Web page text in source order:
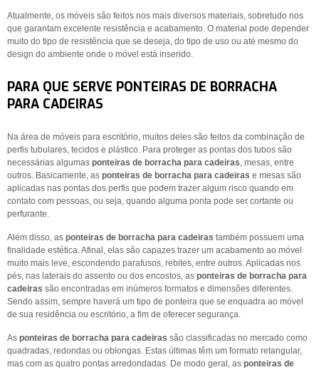
Atualmente, os móveis são feitos nos mais diversos materiais, sobretudo nos
que garantam excelente resistência e acabamento. O material pode depender
muito do tipo de resistência que se deseja, do tipo de uso ou até mesmo do
design do ambiente onde o móvel está inserido.
PARA QUE SERVE PONTEIRAS DE BORRACHA
PARA CADEIRAS
Na área de móveis para escritório, muitos deles são feitos da combinação de
perfis tubulares, tecidos e plástico. Para proteger as pontas dos tubos são
necessárias algumas ponteiras de borracha para cadeiras, mesas, entre
outros. Basicamente, as ponteiras de borracha para cadeiras e mesas são
aplicadas nas pontas dos perfis que podem trazer algum risco quando em
contato com pessoas, ou seja, quando alguma ponta pode ser cortante ou
perfurante.
Além disso, as ponteiras de borracha para cadeiras também possuem uma
finalidade estética. Afinal, elas são capazes trazer um acabamento ao móvel
muito mais leve, escondendo parafusos, rebites, entre outros. Aplicadas nos
pés, nas laterais do assento ou dos encostos, as ponteiras de borracha para
cadeiras são encontradas em inúmeros formatos e dimensões diferentes.
Sendo assim, sempre haverá um tipo de ponteira que se enquadra ao móvel
de sua residência ou escritório, a fim de oferecer segurança.
As ponteiras de borracha para cadeiras são classificadas no mercado como
quadradas, redondas ou oblongas. Estas últimas têm um formato retangular,
mas com as quatro pontas arredondadas. De modo geral, as ponteiras de